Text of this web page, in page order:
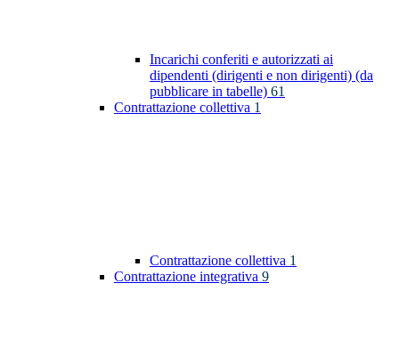
Incarichi conferiti e autorizzati ai
dipendenti (dirigenti e non dirigenti) (da
pubblicare in tabelle) 61
Contrattazione collettiva 1
Contrattazione collettiva 1
Contrattazione integrativa 9